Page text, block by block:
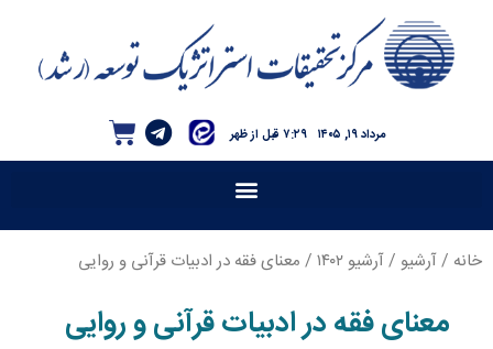
۷:۲۹ قبل از ظهر مرداد ۱۹, ۱۴۰۵
خانه /آرشیو /آرشیو ۱۴۰۲ / معنای فقه در ادبیات قرآنی و روایی
معنای فقه در ادبیات قرآنی و روایی